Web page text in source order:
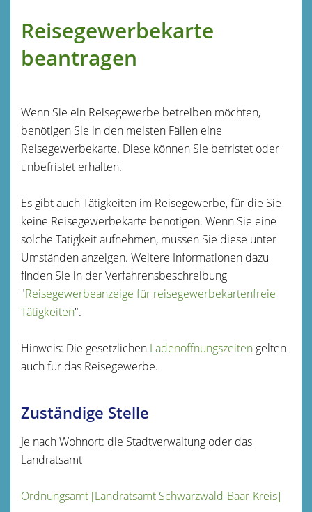
Reisegewerbekarte
beantragen
Wenn Sie ein Reisegewerbe betreiben möchten,
benötigen Sie in den meisten Fällen eine
Reisegewerbekarte. Diese können Sie befristet oder
unbefristet erhalten.
Es gibt auch Tätigkeiten im Reisegewerbe, für die Sie
keine Reisegewerbekarte benötigen. Wenn Sie eine
solche Tätigkeit aufnehmen, müssen Sie diese unter
Umständen anzeigen. Weitere Informationen dazu
finden Sie in der Verfahrensbeschreibung
"Reisegewerbeanzeige für reisegewerbekartenfreie
Tätigkeiten".
Hinweis: Die gesetzlichen Ladenöffnungszeiten gelten
auch für das Reisegewerbe.
Zuständige Stelle
Je nach Wohnort: die Stadtverwaltung oder das
Landratsamt
Ordnungsamt [Landratsamt Schwarzwald-Baar-Kreis]